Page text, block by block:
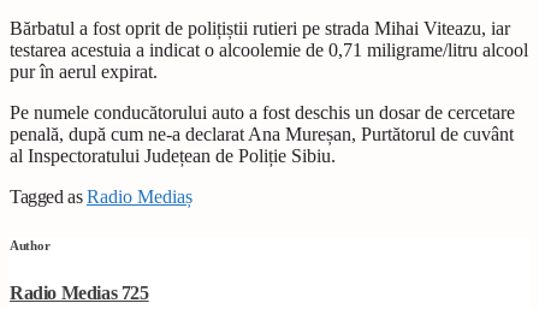
Bărbatul a fost oprit de polițiștii rutieri pe strada Mihai Viteazu, iar
testarea acestuia a indicat o alcoolemie de 0,71 miligrame/litru alcool
pur în aerul expirat.
Pe numele conducătorului auto a fost deschis un dosar de cercetare
penală, după cum ne-a declarat Ana Mureșan, Purtătorul de cuvânt
al Inspectoratului Județean de Poliție Sibiu.
Tagged asRadio Mediaș
Author
Radio Medias 725